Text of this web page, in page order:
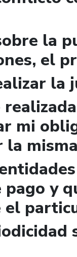
la
el
la
mi
la
pago y
el